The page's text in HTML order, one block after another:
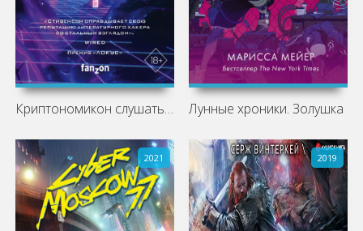
Криптономикон слушать аудиокнигу Лунные хроники. Золушка
2021 2019